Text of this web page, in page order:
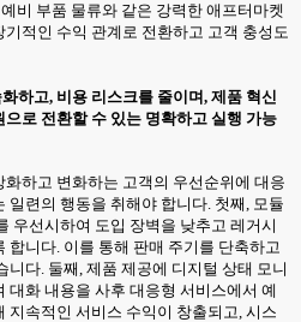
비 부품 물류와 같은 강력한 애프터마켓
적인 수익 관계로 전환하고 고객 충성도
하고, 비용 리스크를 줄이며, 제품 혁신
로 전환할 수 있는 명확하고 실행 가능
하고 변화하는 고객의 우선순위에 대응
일련의 행동을 취해야 합니다. 첫째, 모듈
우선시하여 도입 장벽을 낮추고 레거시
합니다. 이를 통해 판매 주기를 단축하고
니다. 둘째, 제품 제공에 디지털 상태 모니
대화 내용을 사후 대응형 서비스에서 예
지속적인 서비스 수익이 창출되고, 시스